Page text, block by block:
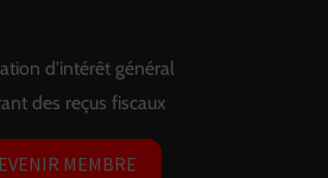
d'intérêt général
des reçus fiscaux
MEMBRE